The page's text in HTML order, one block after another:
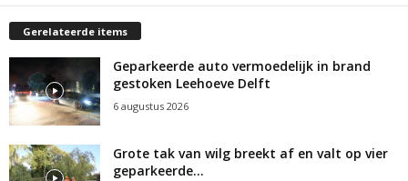
Gerelateerde items
Geparkeerde auto vermoedelijk in brand
gestoken Leehoeve Delft
6 augustus 2026
Grote tak van wilg breekt af en valt op vier
geparkeerde...